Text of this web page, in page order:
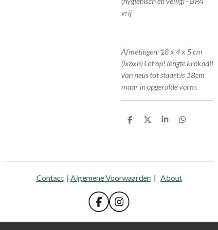
vrij
Afmetingen: 18 x 4 x 5 cm
(lxbxh) Let op! lengte krokodil
van neus tot staart is 18cm
maar in opgerolde vorm.
D
D
S
D
Contact | Algemene Voorwaarden| About
F
a
c
I
n
s